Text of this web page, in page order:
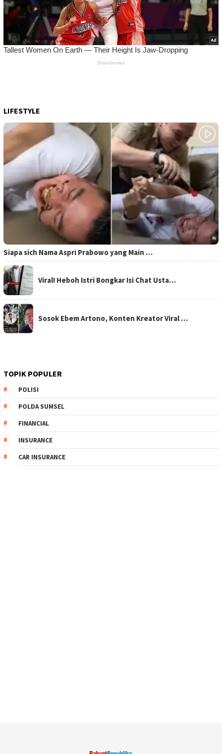
LIFESTYLE
Siapa sich Nama Aspri Prabowo yang Main …
Viral! Heboh Istri Bongkar Isi Chat Usta…
Sosok Ebem Artono, Konten Kreator Viral …
TOPIK POPULER
POLISI
POLDA SUMSEL
FINANCIAL
INSURANCE
CAR INSURANCE